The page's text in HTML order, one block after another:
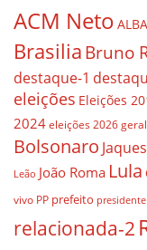
ACM Neto ALBA
BrasiliaBruno
destaque-1
eleições Eleições
2024 eleições 2026
Bolsonaro
Leão João Roma Lula
vivo PP prefeito presidente
relacionada-2